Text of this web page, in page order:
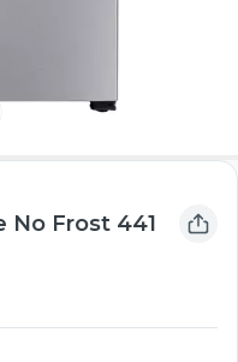
No Frost 441